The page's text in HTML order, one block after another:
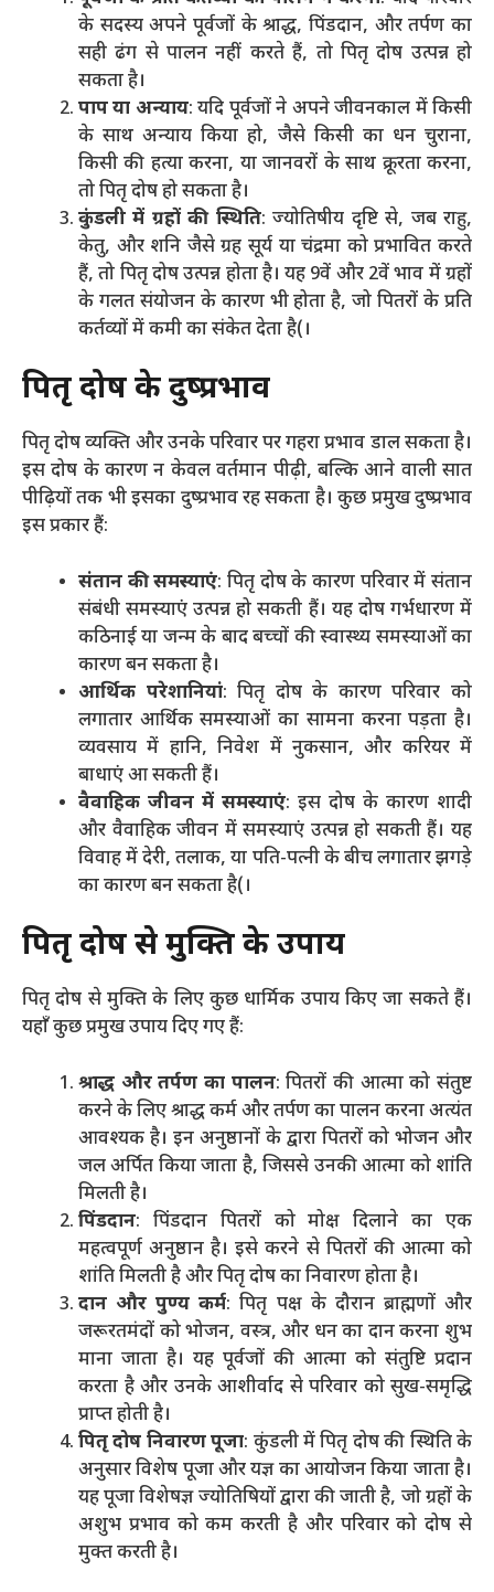
के सदस्य अपने पूर्वजों के श्राद्ध, पिंडदान, और तर्पण का
सही ढंग से पालन नहीं करते हैं, तो पितृ दोष उत्पन्न हो
सकता है।
पाप या अन्याय: यदि पूर्वजों ने अपने जीवनकाल में किसी
के साथ अन्याय किया हो, जैसे किसी का धन चुराना,
किसी की हत्या करना, या जानवरों के साथ क्रूरता करना,
तो पितृ दोष हो सकता है​।
कुंडली में ग्रहों की स्थिति: ज्योतिषीय दृष्टि से, जब राहु,
केतु, और शनि जैसे ग्रह सूर्य या चंद्रमा को प्रभावित करते
हैं, तो पितृ दोष उत्पन्न होता है। यह 9वें और 2वें भाव में ग्रहों
के गलत संयोजन के कारण भी होता है, जो पितरों के प्रति
कर्तव्यों में कमी का संकेत देता है​(।
पितृ दोष के दुष्प्रभाव
पितृ दोष व्यक्ति और उनके परिवार पर गहरा प्रभाव डाल सकता है।
इस दोष के कारण न केवल वर्तमान पीढ़ी, बल्कि आने वाली सात
पीढ़ियों तक भी इसका दुष्प्रभाव रह सकता है। कुछ प्रमुख दुष्प्रभाव
इस प्रकार हैं:
संतान की समस्याएं: पितृ दोष के कारण परिवार में संतान
संबंधी समस्याएं उत्पन्न हो सकती हैं। यह दोष गर्भधारण में
कठिनाई या जन्म के बाद बच्चों की स्वास्थ्य समस्याओं का
कारण बन सकता है।
आर्थिक परेशानियां: पितृ दोष के कारण परिवार को
लगातार आर्थिक समस्याओं का सामना करना पड़ता है।
व्यवसाय में हानि, निवेश में नुकसान, और करियर में
बाधाएं आ सकती हैं।
वैवाहिक जीवन में समस्याएं: इस दोष के कारण शादी
और वैवाहिक जीवन में समस्याएं उत्पन्न हो सकती हैं। यह
विवाह में देरी, तलाक, या पति-पत्नी के बीच लगातार झगड़े
का कारण बन सकता है​(।
पितृ दोष से मुक्ति के उपाय
पितृ दोष से मुक्ति के लिए कुछ धार्मिक उपाय किए जा सकते हैं।
यहाँ कुछ प्रमुख उपाय दिए गए हैं:
श्राद्ध और तर्पण का पालन: पितरों की आत्मा को संतुष्ट
करने के लिए श्राद्ध कर्म और तर्पण का पालन करना अत्यंत
आवश्यक है। इन अनुष्ठानों के द्वारा पितरों को भोजन और
जल अर्पित किया जाता है, जिससे उनकी आत्मा को शांति
मिलती है।
पिंडदान: पिंडदान पितरों को मोक्ष दिलाने का एक
महत्वपूर्ण अनुष्ठान है। इसे करने से पितरों की आत्मा को
शांति मिलती है और पितृ दोष का निवारण होता है।
दान और पुण्य कर्म: पितृ पक्ष के दौरान ब्राह्मणों और
जरूरतमंदों को भोजन, वस्त्र, और धन का दान करना शुभ
माना जाता है। यह पूर्वजों की आत्मा को संतुष्टि प्रदान
करता है और उनके आशीर्वाद से परिवार को सुख-समृद्धि
प्राप्त होती है।
पितृ दोष निवारण पूजा: कुंडली में पितृ दोष की स्थिति के
अनुसार विशेष पूजा और यज्ञ का आयोजन किया जाता है।
यह पूजा विशेषज्ञ ज्योतिषियों द्वारा की जाती है, जो ग्रहों के
अशुभ प्रभाव को कम करती है और परिवार को दोष से
मुक्त करती है।